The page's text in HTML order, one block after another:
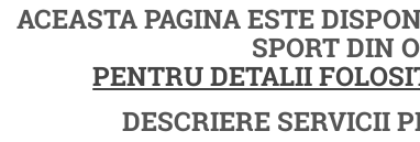
ACEASTA PAGINA ESTE
SPORT DIN
PENTRU DETALII
DESCRIERE SERVICII